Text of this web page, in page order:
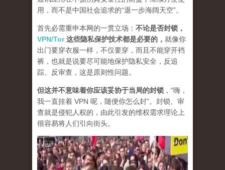
用，而不是中国社会追求的“退一步海阔天空”。
首先必需重申本网的一贯立场： 不论是否封锁，
VPN/Tor这些隐私保护技术都是必要的， 就像你
出门要穿衣服一样，不仅要穿，而且不能穿开裆
裤，也就是说要尽可能地保护隐私安全，反追
踪、反审查，这是原则性问题。
但这并不意味着你应该妥协于当局的封锁 ，“嗨，
我一直挂着 VPN 呢，随便你怎么封”。封锁、审
查就是侵犯人权的，由此引发的维权需求理论上
很容易将人们引向街头。